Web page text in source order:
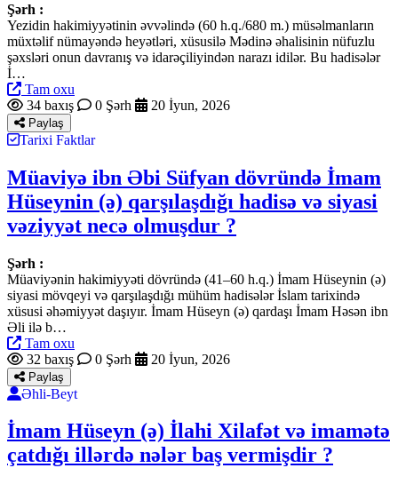
Şərh :
Yezidin hakimiyyətinin əvvəlində (60 h.q./680 m.) müsəlmanların
müxtəlif nümayəndə heyətləri, xüsusilə Mədinə əhalisinin nüfuzlu
şəxsləri onun davranış və idarəçiliyindən narazı idilər. Bu hadisələr
İ…
Tam oxu
34 baxış
0 Şərh 20 İyun, 2026
Paylaş
Tarixi Faktlar
Müaviyə ibn Əbi Süfyan dövründə İmam
Hüseynin (ə) qarşılaşdığı hadisə və siyasi
vəziyyət necə olmuşdur ?
Şərh :
Müaviyənin hakimiyyəti dövründə (41–60 h.q.) İmam Hüseynin (ə)
siyasi mövqeyi və qarşılaşdığı mühüm hadisələr İslam tarixində
xüsusi əhəmiyyət daşıyır. İmam Hüseyn (ə) qardaşı İmam Həsən ibn
Əli ilə b…
Tam oxu
32 baxış
0 Şərh 20 İyun, 2026
Paylaş
Əhli-Beyt
İmam Hüseyn (ə) İlahi Xilafət və imamətə
çatdığı illərdə nələr baş vermişdir ?